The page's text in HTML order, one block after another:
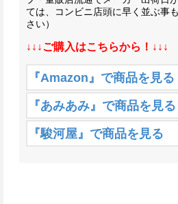
ては、コンビニ店頭に早く並ぶ事
さい）
↓↓↓ご購入はこちらから！↓↓↓
『Amazon』で商品を見る
『あみあみ』で商品を見る
『駿河屋』で商品を見る